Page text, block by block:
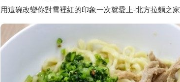
用這碗改變你對雪裡紅的印象一次就愛上-北方拉麵之家